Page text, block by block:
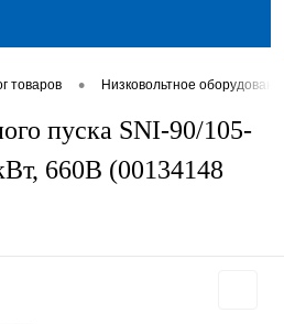
товаров • Низковольтное
пуска SNI-90/105-
660В (00134148